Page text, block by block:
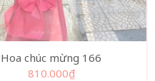
Hoa chúc mừng 166
810.000₫